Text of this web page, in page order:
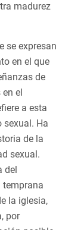
madurez
se expresan
en el que
de
el
a esta
sexual. Ha
de la
sexual.
del
temprana
la iglesia,
por